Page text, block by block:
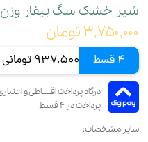
شیر خشک سگ بیفار وزن 250 گرم
۳,۷۵۰,۰۰۰ تومان
4 قسط 937,500 تومانی
سایر مشخصات: